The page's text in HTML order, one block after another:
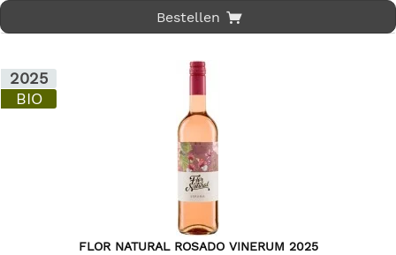
Bestellen
2025
BIO
FLOR NATURAL ROSADO VINERUM 2025